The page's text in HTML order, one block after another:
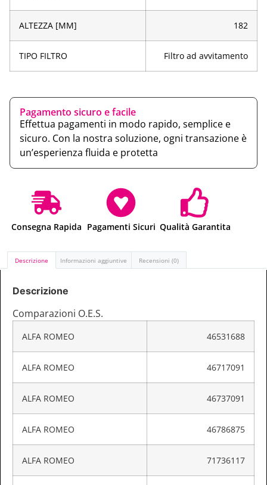
ALTEZZA [MM] 182
TIPO FILTRO Filtro ad avvitamento
Pagamento sicuro e facile
Effettua pagamenti in modo rapido, semplice e
sicuro. Con la nostra soluzione, ogni transazione è
un’esperienza fluida e protetta
Consegna Rapida Pagamenti Sicuri Qualità Garantita
Descrizione Informazioni aggiuntive Recensioni (0)
Descrizione
Comparazioni O.E.S.
ALFA ROMEO 46531688
ALFA ROMEO 46717091
ALFA ROMEO 46737091
ALFA ROMEO 46786875
ALFA ROMEO 71736117